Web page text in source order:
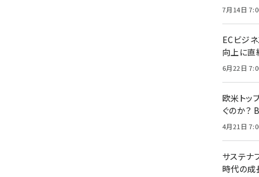
7月14日
ECビジ
向上に直
6月22日
欧米トッ
ぐのか？
4月21日
サステナ
時代の